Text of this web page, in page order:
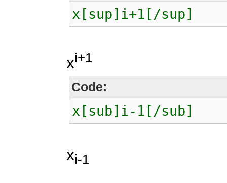
x[sup]i+1[/sup]
xi+1
Code:
x[sub]i-1[/sub]
xi-1